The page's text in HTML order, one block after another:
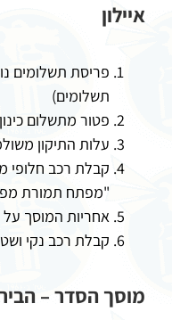
איילון
תשלומים)
פטור מתשלום
עלות התיקון
קבלת רכב חלופי
"מפתח תמורת
אחריות המוסך על
קבלת רכב נקי
מוסך הסדר –